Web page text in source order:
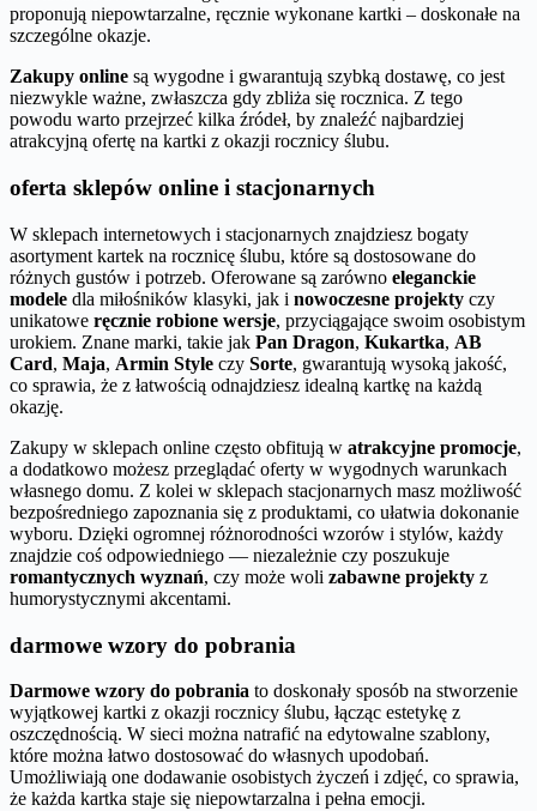
proponują niepowtarzalne, ręcznie wykonane kartki – doskonałe na
szczególne okazje.
Zakupy online są wygodne i gwarantują szybką dostawę, co jest
niezwykle ważne, zwłaszcza gdy zbliża się rocznica. Z tego
powodu warto przejrzeć kilka źródeł, by znaleźć najbardziej
atrakcyjną ofertę na kartki z okazji rocznicy ślubu.
oferta sklepów online i stacjonarnych
W sklepach internetowych i stacjonarnych znajdziesz bogaty
asortyment kartek na rocznicę ślubu, które są dostosowane do
różnych gustów i potrzeb. Oferowane są zarówno eleganckie
modele dla miłośników klasyki, jak i nowoczesne projekty czy
unikatowe ręcznie robione wersje, przyciągające swoim osobistym
urokiem. Znane marki, takie jak Pan Dragon, Kukartka, AB
Card, Maja, Armin Style czy Sorte, gwarantują wysoką jakość,
co sprawia, że z łatwością odnajdziesz idealną kartkę na każdą
okazję.
Zakupy w sklepach online często obfitują w atrakcyjne promocje,
a dodatkowo możesz przeglądać oferty w wygodnych warunkach
własnego domu. Z kolei w sklepach stacjonarnych masz możliwość
bezpośredniego zapoznania się z produktami, co ułatwia dokonanie
wyboru. Dzięki ogromnej różnorodności wzorów i stylów, każdy
znajdzie coś odpowiedniego — niezależnie czy poszukuje
romantycznych wyznań, czy może woli zabawne projekty z
humorystycznymi akcentami.
darmowe wzory do pobrania
Darmowe wzory do pobrania to doskonały sposób na stworzenie
wyjątkowej kartki z okazji rocznicy ślubu, łącząc estetykę z
oszczędnością. W sieci można natrafić na edytowalne szablony,
które można łatwo dostosować do własnych upodobań.
Umożliwiają one dodawanie osobistych życzeń i zdjęć, co sprawia,
że każda kartka staje się niepowtarzalna i pełna emocji.